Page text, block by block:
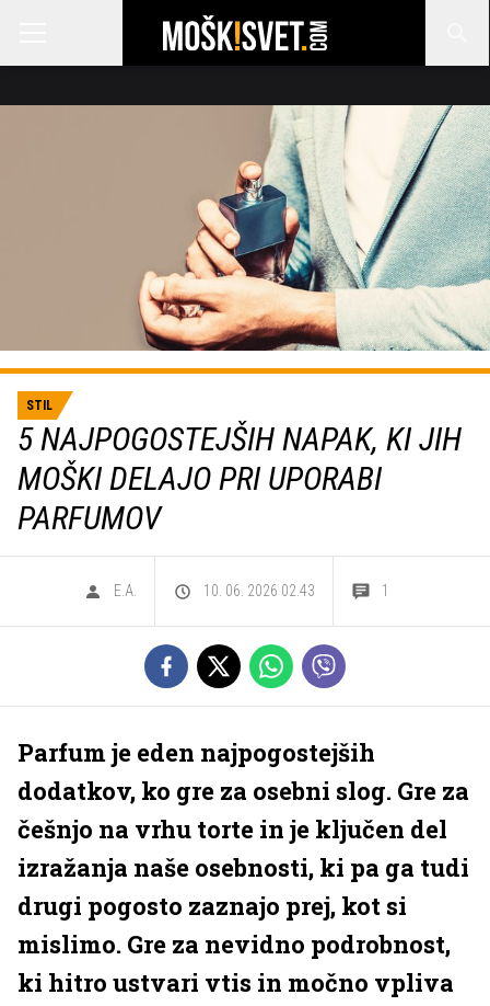
STIL
5 NAJPOGOSTEJŠIH NAPAK, KI JIH
MOŠKI DELAJO PRI UPORABI
PARFUMOV
E.A. 10. 06. 2026 02.43 1
Parfum je eden najpogostejših
dodatkov, ko gre za osebni slog. Gre za
češnjo na vrhu torte in je ključen del
izražanja naše osebnosti, ki pa ga tudi
drugi pogosto zaznajo prej, kot si
mislimo. Gre za nevidno podrobnost,
ki hitro ustvari vtis in močno vpliva